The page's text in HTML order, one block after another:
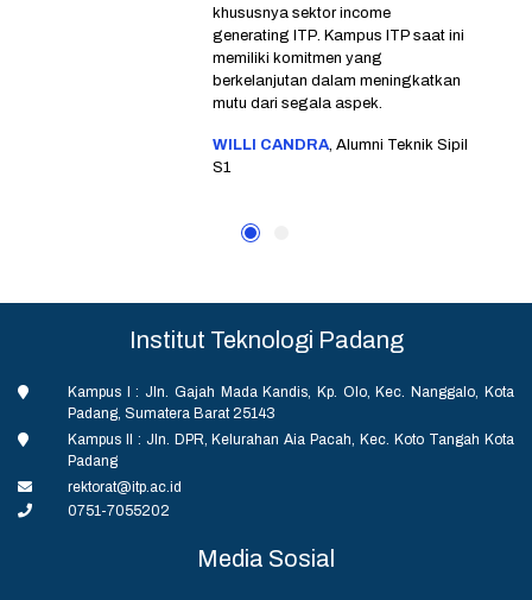
khususnya sektor income
generating ITP. Kampus ITP saat ini
memiliki komitmen yang
berkelanjutan dalam meningkatkan
mutu dari segala aspek.
WILLI CANDRA, Alumni Teknik Sipil
S1
Institut Teknologi Padang
Kampus I : Jln. Gajah Mada Kandis, Kp. Olo, Kec. Nanggalo, Kota
Padang, Sumatera Barat 25143
Kampus II : Jln. DPR, Kelurahan Aia Pacah, Kec. Koto Tangah Kota
Padang
rektorat@itp.ac.id
0751-7055202
Media Sosial